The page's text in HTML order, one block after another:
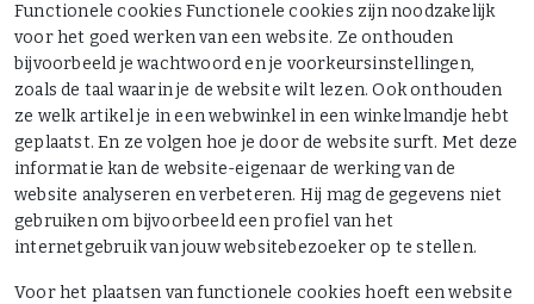
Functionele cookies Functionele cookies zijn noodzakelijk
voor het goed werken van een website. Ze onthouden
bijvoorbeeld je wachtwoord en je voorkeursinstellingen,
zoals de taal waarin je de website wilt lezen. Ook onthouden
ze welk artikel je in een webwinkel in een winkelmandje hebt
geplaatst. En ze volgen hoe je door de website surft. Met deze
informatie kan de website-eigenaar de werking van de
website analyseren en verbeteren. Hij mag de gegevens niet
gebruiken om bijvoorbeeld een profiel van het
internetgebruik van jouw websitebezoeker op te stellen.
Voor het plaatsen van functionele cookies hoeft een website